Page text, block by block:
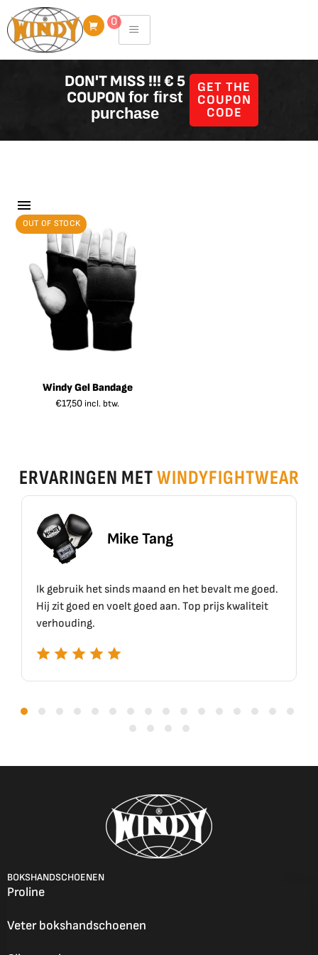
to
content
0
DON'T MISS !!! € 5
COUPONfor first
purchase
GET THE
COUPON
CODE
OUT OF STOCK
Windy Gel Bandage
€17,50 incl. btw.
ERVARINGEN METWINDYFIGHTWEAR
Mike Tang
Ik gebruik het sinds maand en het bevalt me goed.
Hij zit goed en voelt goed aan. Top prijs kwaliteit
verhouding.
BOKSHANDSCHOENEN
Proline
Veter bokshandschoenen